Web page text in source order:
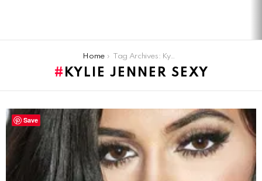
Home Tag Archives: Kylie Jenner sexy
KYLIE JENNER SEXY
LATEST
STORIES
Save